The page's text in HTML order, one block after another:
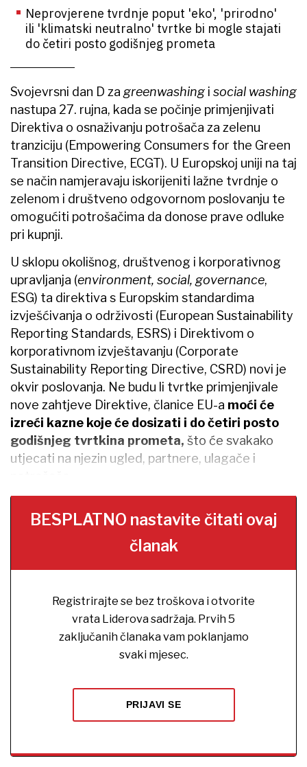
Neprovjerene tvrdnje poput 'eko', 'prirodno'
ili 'klimatski neutralno' tvrtke bi mogle stajati
do četiri posto godišnjeg prometa
Svojevrsni dan D za greenwashing i social washing
nastupa 27. rujna, kada se počinje primjenjivati
Direktiva o osnaživanju potrošača za zelenu
tranziciju (Empowering Consumers for the Green
Transition Directive, ECGT). U Europskoj uniji na taj
se način namjeravaju iskorijeniti lažne tvrdnje o
zelenom i društveno odgovornom poslovanju te
omogućiti potrošačima da donose prave odluke
pri kupnji.
U sklopu okolišnog, društvenog i korporativnog
upravljanja (environment, social, governance,
ESG) ta direktiva s Europskim standardima
izvješćivanja o održivosti (European Sustainability
Reporting Standards, ESRS) i Direktivom o
korporativnom izvještavanju (Corporate
Sustainability Reporting Directive, CSRD) novi je
okvir poslovanja. Ne budu li tvrtke primjenjivale
nove zahtjeve Direktive, članice EU-a moći će
izreći kazne koje će dosizati i do četiri posto
godišnjeg tvrtkina prometa, što će svakako
utjecati na njezin ugled, partnere, ulagače i
BESPLATNO nastavite čitati ovaj
članak
Registrirajte se bez troškova i otvorite
vrata Liderova sadržaja. Prvih 5
zaključanih članaka vam poklanjamo
svaki mjesec.
PRIJAVI SE